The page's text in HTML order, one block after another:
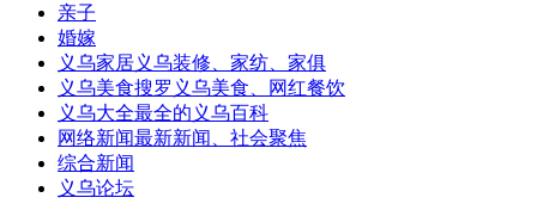
亲子
婚嫁
义乌家居义乌装修、家纺、家俱
义乌美食搜罗义乌美食、网红餐饮
义乌大全最全的义乌百科
网络新闻最新新闻、社会聚焦
综合新闻
义乌论坛